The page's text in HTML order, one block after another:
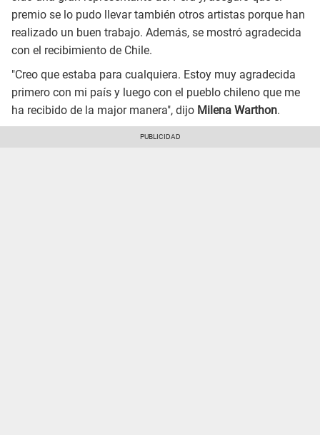
premio se lo pudo llevar también otros artistas porque han
realizado un buen trabajo. Además, se mostró agradecida
con el recibimiento de Chile.
"Creo que estaba para cualquiera. Estoy muy agradecida
primero con mi país y luego con el pueblo chileno que me
ha recibido de la major manera", dijo Milena Warthon.